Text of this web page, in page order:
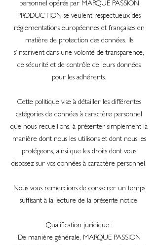
personnel opérés par MARQUE PASSION
PRODUCTION se veulent respectueux des
réglementations européennes et françaises en
matière de protection des données. Ils
s’inscrivent dans une volonté de transparence,
de sécurité et de contrôle de leurs données
pour les adhérents.
Cette politique vise à détailler les différentes
catégories de données à caractère personnel
que nous recueillons, à présenter simplement la
manière dont nous les utilisons et dont nous les
protégeons, ainsi que les droits dont vous
disposez sur vos données à caractère personnel.
Nous vous remercions de consacrer un temps
suffisant à la lecture de la présente notice.
Qualification juridique :
De manière générale, MARQUE PASSION